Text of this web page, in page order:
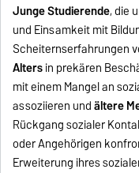
Junge Studierende, die
und Einsamkeit mit
Scheiternserfahrungen
Altersin prekären
mit einem Mangel an
assoziieren undältere
Rückgang sozialer
oder Angehörigen
Erweiterung ihres